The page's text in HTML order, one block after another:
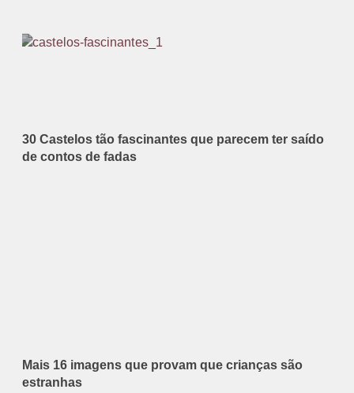
30 Castelos tão fascinantes que parecem ter saído
de contos de fadas
Mais 16 imagens que provam que crianças são
estranhas